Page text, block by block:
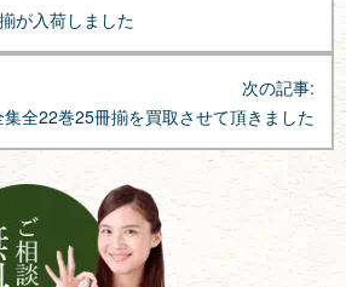
が入荷しました
次の記事:
全22巻25冊揃を買取させて頂きました